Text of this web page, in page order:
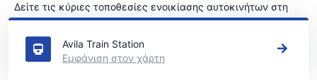
Δείτε τις κύριες τοποθεσίες ενοικίασης αυτοκινήτων στη
Αβίλα
Avila Train Station
Εμφάνιση στον χάρτη